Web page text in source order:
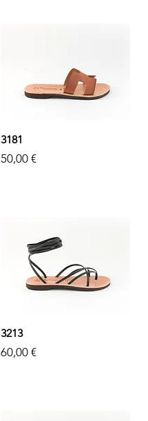
3181
Prezzo
50,00 €
3213
Prezzo
60,00 €